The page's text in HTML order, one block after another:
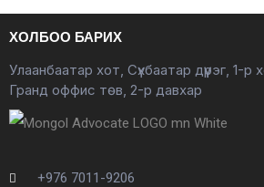
ХОЛБОО БАРИХ
Улаанбаатар хот, Сүхбаатар дүүрэг, 1-р
Гранд оффис төв, 2-р давхар
+976 7011-9206